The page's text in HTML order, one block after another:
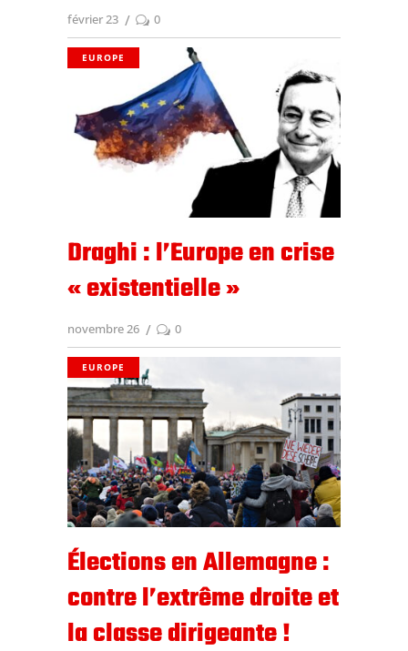
février 23 0
EUROPE
Draghi : l’Europe en crise
« existentielle »
novembre 26 0
EUROPE
Élections en Allemagne :
contre l’extrême droite et
la classe dirigeante !